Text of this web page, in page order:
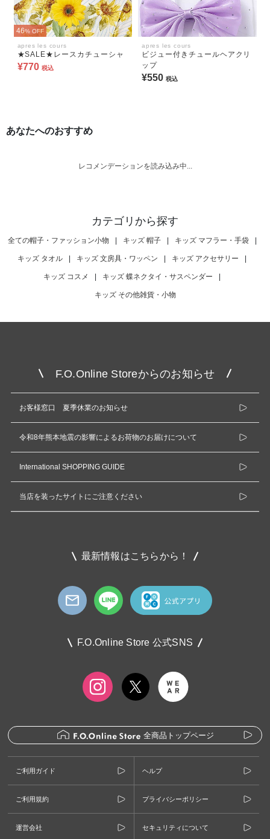
46% OFF
apres les cours
★SALE★レースカチューシャ
¥770 税込
apres les cours
ビジュー付きチュールヘアクリ
ップ
¥550 税込
あなたへのおすすめ
レコメンデーションを読み込み中...
カテゴリから探す
全ての帽子・ファッション小物 | キッズ 帽子 | キッズ マフラー・手袋 |
キッズ タオル | キッズ 文房具・ワッペン | キッズ アクセサリー |
キッズ コスメ | キッズ 蝶ネクタイ・サスペンダー |
キッズ その他雑貨・小物
F.O.Online Storeからのお知らせ
お客様窓口 夏季休業のお知らせ
令和8年熊本地震の影響によるお荷物のお届けについて
International SHOPPING GUIDE
当店を装ったサイトにご注意ください
最新情報はこちらから！
F.O.Online Store 公式SNS
全商品トップページ
ご利用ガイド ヘルプ
ご利用規約 プライバシーポリシー
運営会社 セキュリティについて